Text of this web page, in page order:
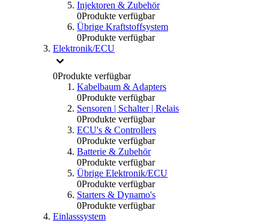
Injektoren & Zubehör
0Produkte verfügbar
Übrige Kraftstoffsystem
0Produkte verfügbar
Elektronik/ECU
0Produkte verfügbar
Kabelbaum & Adapters
0Produkte verfügbar
Sensoren | Schalter | Relais
0Produkte verfügbar
ECU's & Controllers
0Produkte verfügbar
Batterie & Zubehör
0Produkte verfügbar
Übrige Elektronik/ECU
0Produkte verfügbar
Starters & Dynamo's
0Produkte verfügbar
Einlasssystem